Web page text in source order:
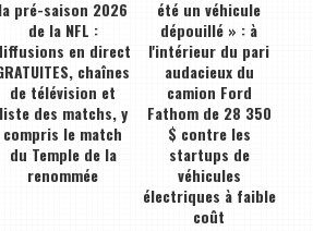
la pré-saison 2026
de la NFL :
en direct
chaînes
de télévision et
liste des matchs, y
compris le match
du Temple de la
renommée
été un véhicule
dépouillé » : à
l'intérieur du pari
audacieux du
camion Ford
Fathom de 28 350
$ contre les
startups de
véhicules
électriques à faible
coût